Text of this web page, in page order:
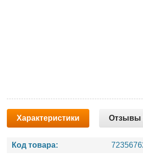
Характеристики Отзывы
Код товара: